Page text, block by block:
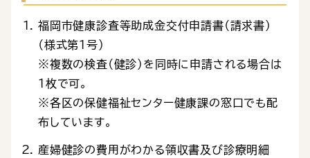
福岡市健康診査等助成金交付申請書（請求書）
（様式第1号）
※複数の検査（健診）を同時に申請される場合は
1枚で可。
※各区の保健福祉センター健康課の窓口でも配
布しています。
産婦健診の費用がわかる領収書及び診療明細